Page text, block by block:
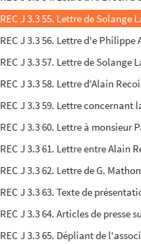
REC J 3.3 55. Lettre de Solange
REC J 3.3 56. Lettre d'e
REC J 3.3 57. Lettre de Solange
REC J 3.3 58. Lettre d'Alain
REC J 3.3 59. Lettre
REC J 3.3 60. Lettre à monsieur
REC J 3.3 61. Lettre entre Alain
REC J 3.3 62. Lettre de G.
REC J 3.3 63. Texte de
REC J 3.3 64. Articles de
REC J 3.3 65. Dépliant de